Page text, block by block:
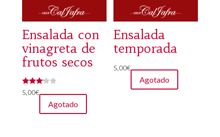
Ensalada con
vinagreta de
frutos secos
Valorad
o con
5,00€
Agotado
Ensalada
temporada
5,00€
Agotado